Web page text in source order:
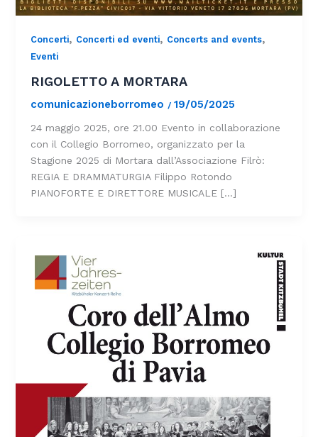
Concerti, Concerti ed eventi, Concerts and events,
Eventi
RIGOLETTO A MORTARA
comunicazioneborromeo / 19/05/2025
24 maggio 2025, ore 21.00 Evento in collaborazione
con il Collegio Borromeo, organizzato per la
Stagione 2025 di Mortara dall’Associazione Filrò:
REGIA E DRAMMATURGIA Filippo Rotondo
PIANOFORTE E DIRETTORE MUSICALE […]